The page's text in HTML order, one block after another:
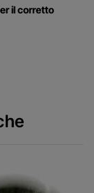
il corretto